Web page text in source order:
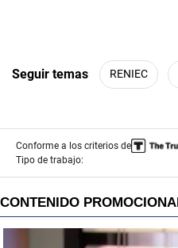
Seguir temas RENIEC
Conforme a los criterios de
Tipo de trabajo: